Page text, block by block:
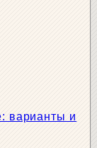
варианты и